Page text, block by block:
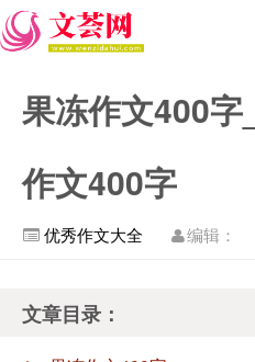
果冻作文400
作文400字
优秀作文大全 编辑：
文章目录：